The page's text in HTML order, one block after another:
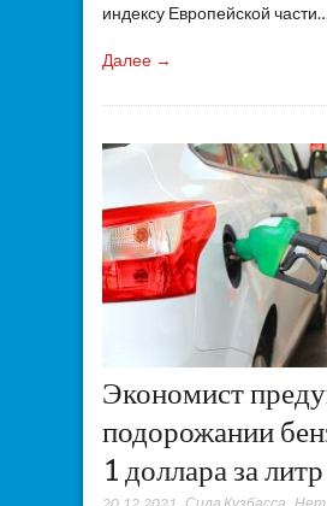
индексу Европейской
Далее →
Экономист
подорожании
1 доллара за литр